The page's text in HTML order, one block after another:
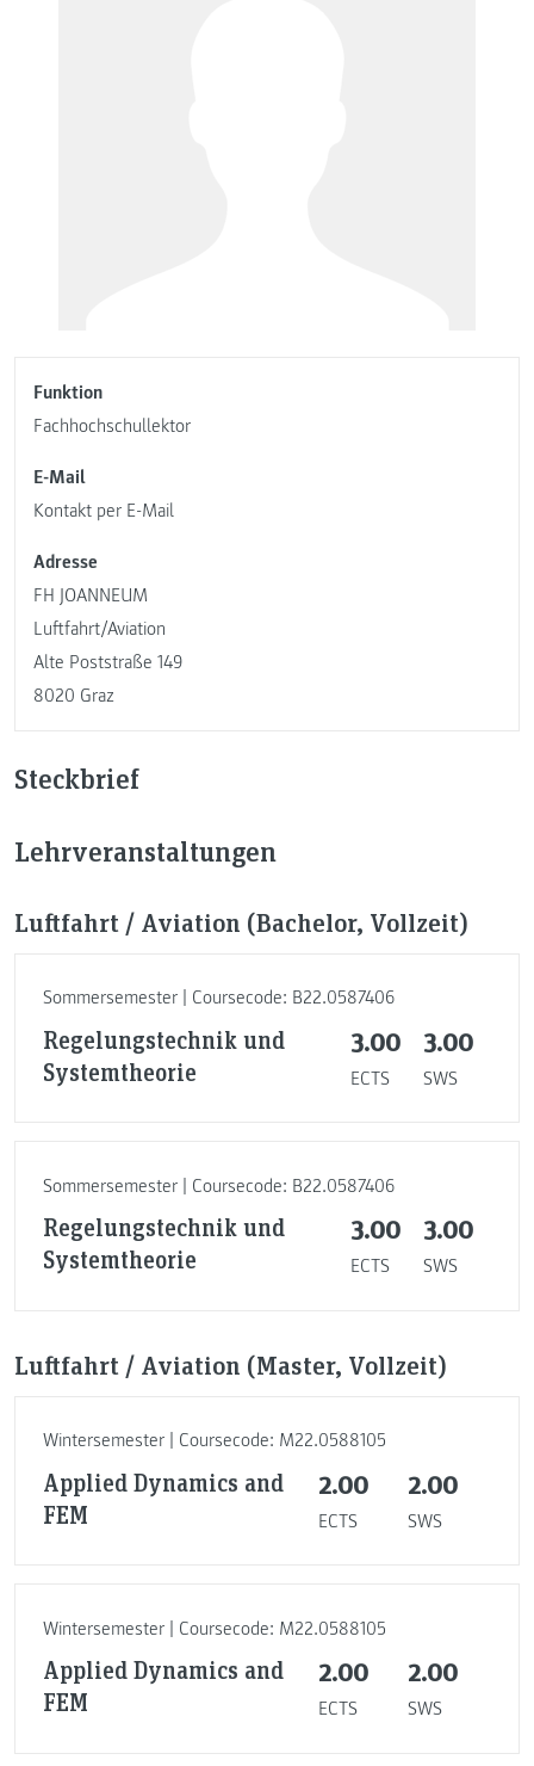
Funktion
Fachhochschullektor
E-Mail
Kontakt per E-Mail
Adresse
FH JOANNEUM
Luftfahrt/Aviation
Alte Poststraße 149
8020 Graz
Steckbrief
Lehrveranstaltungen
Luftfahrt / Aviation (Bachelor, Vollzeit)
Sommersemester | Coursecode: B22.0587406
Regelungstechnik und
Systemtheorie
3.00
ECTS
3.00
SWS
Sommersemester | Coursecode: B22.0587406
Regelungstechnik und
Systemtheorie
3.00
ECTS
3.00
SWS
Luftfahrt / Aviation (Master, Vollzeit)
Wintersemester | Coursecode: M22.0588105
Applied Dynamics and
FEM
2.00
ECTS
2.00
SWS
Wintersemester | Coursecode: M22.0588105
Applied Dynamics and
FEM
2.00
ECTS
2.00
SWS